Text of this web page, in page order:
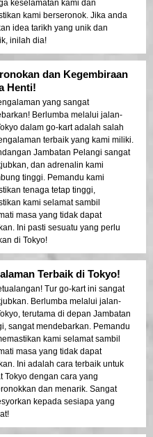
keselamatan kami dan
kami berseronok. Jika anda
idea tarikh yang unik dan
inilah dia!
dan Kegembiraan
Henti!
yang sangat
Berlumba melalui jalan-
dalam go-kart adalah salah
terbaik yang kami miliki.
Jambatan Pelangi sangat
dan adrenalin kami
tinggi. Pemandu kami
tenaga tetap tinggi,
kami selamat sambil
masa yang tidak dapat
Ini pasti sesuatu yang perlu
di Tokyo!
Terbaik di Tokyo!
Tur go-kart ini sangat
Berlumba melalui jalan-
terutama di depan Jambatan
sangat mendebarkan. Pemandu
kami selamat sambil
masa yang tidak dapat
Ini adalah cara terbaik untuk
Tokyo dengan cara yang
dan menarik. Sangat
kepada sesiapa yang